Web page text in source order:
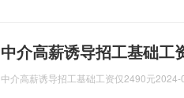
中介高薪诱导招工基础工
中介高薪诱导招工基础工资仅2490元2024-